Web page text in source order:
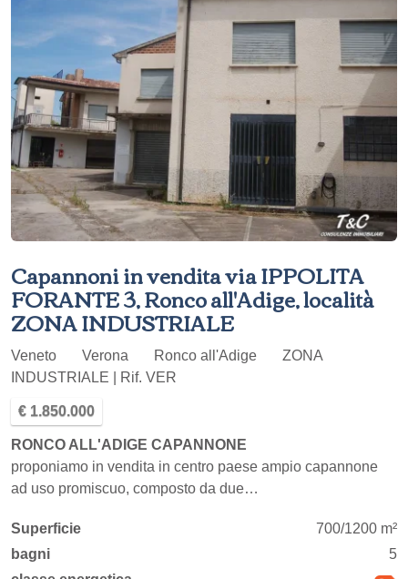
Capannoni in vendita via IPPOLITA
FORANTE 3, Ronco all'Adige, località
ZONA INDUSTRIALE
Veneto Verona Ronco all'Adige
ZONA
INDUSTRIALE | Rif. VER
€ 1.850.000
RONCO ALL'ADIGE CAPANNONE
proponiamo in vendita in centro paese ampio capannone
ad uso promiscuo, composto da due…
Superficie
700/1200 m²
bagni
5